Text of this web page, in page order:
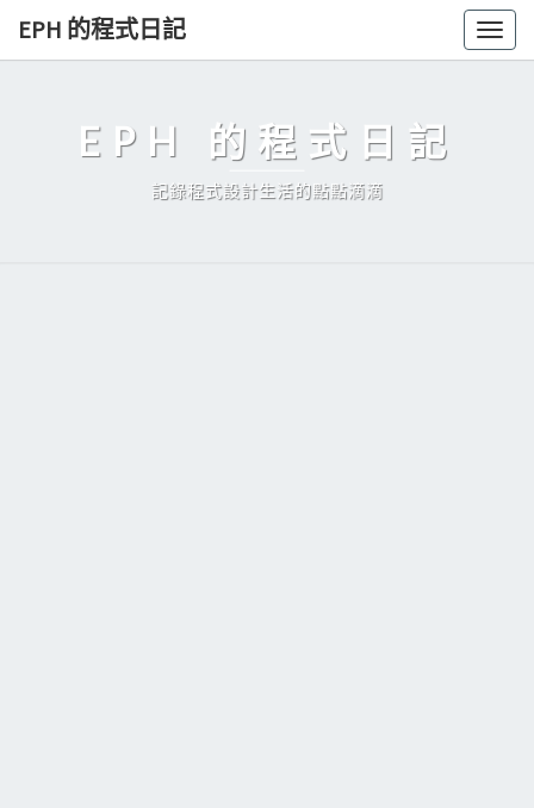
Skip
EPH 的程式日記
EPH 的程式日記
記錄程式設計生活的點點滴滴